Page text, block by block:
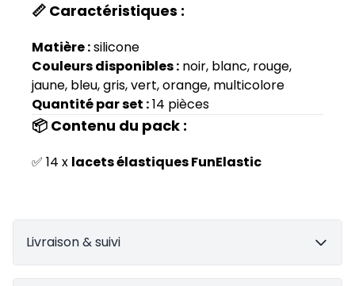
📏 Caractéristiques :
Matière :silicone
Couleurs disponibles : noir, blanc, rouge,
jaune, bleu, gris, vert, orange, multicolore
Quantité par set :14 pièces
📦 Contenu du pack :
✅ 14 x lacets élastiques FunElastic
Livraison & suivi